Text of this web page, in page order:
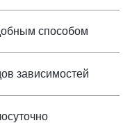
способом
зависимостей